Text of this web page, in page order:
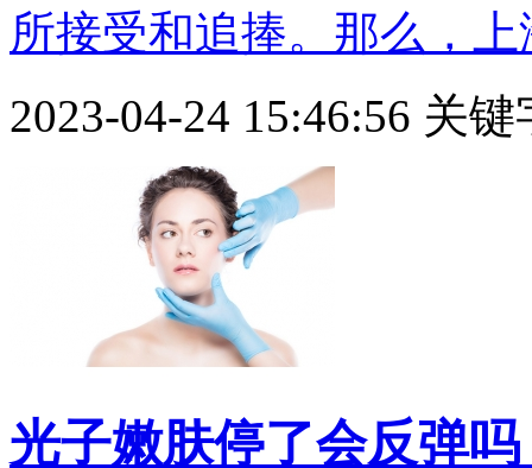
所接受和追捧。那么，上
2023-04-24 15:46:56 关键
光子嫩肤停了会反弹